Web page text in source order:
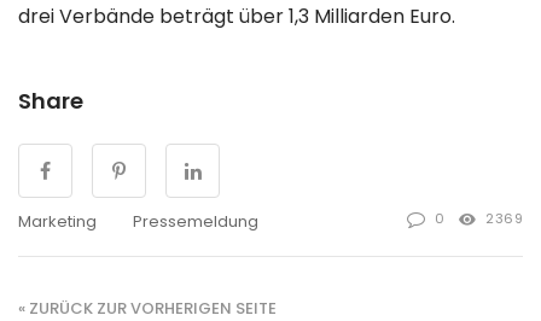
drei Verbände beträgt über 1,3 Milliarden Euro.
Share
Marketing Pressemeldung 0 2369
« ZURÜCK ZUR VORHERIGEN SEITE